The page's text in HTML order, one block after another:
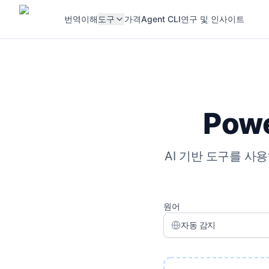
번역이해 도구 가격Agent CLI연구 및 인사이트
AI 기반 도구를 사
원어
자동 감지